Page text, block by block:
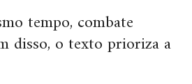
tempo, combate
disso, o texto prioriza a